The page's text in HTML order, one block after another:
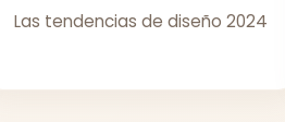
Las tendencias de diseño 2024